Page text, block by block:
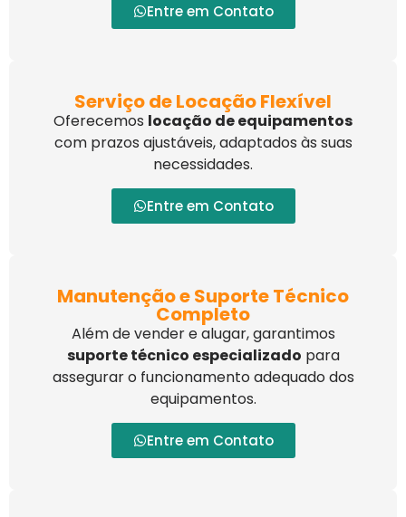
Entre em Contato
Serviço de Locação Flexível
Oferecemos locação de equipamentos
com prazos ajustáveis, adaptados às suas
necessidades.
Entre em Contato
Manutenção e Suporte Técnico
Completo
Além de vender e alugar, garantimos
suporte técnico especializado para
assegurar o funcionamento adequado dos
equipamentos.
Entre em Contato